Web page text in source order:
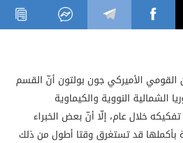
القومي الأميركي جون بولتون أنّ القسم
الشمالية النووية والكيماوية
خلال عام، إلّا أنّ بعض الخبراء
بأكملها قد تستغرق وقتا أطول من ذلك